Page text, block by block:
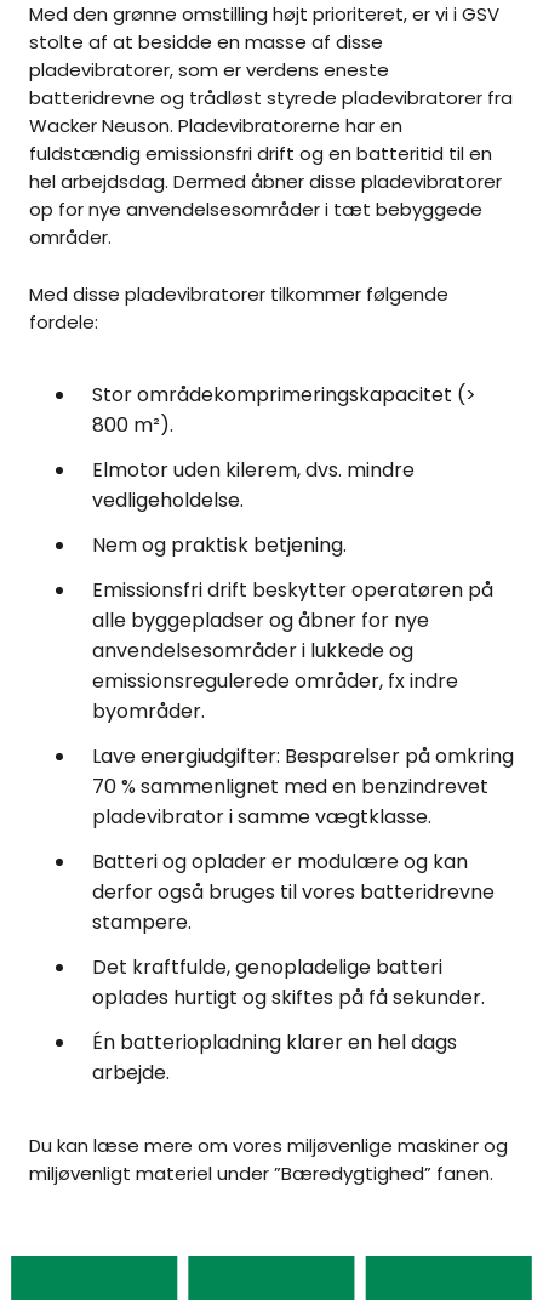
Med den grønne omstilling højt prioriteret, er vi i GSV
stolte af at besidde en masse af disse
pladevibratorer, som er verdens eneste
batteridrevne og trådløst styrede pladevibratorer fra
Wacker Neuson. Pladevibratorerne har en
fuldstændig emissionsfri drift og en batteritid til en
hel arbejdsdag. Dermed åbner disse pladevibratorer
op for nye anvendelsesområder i tæt bebyggede
områder.
Med disse pladevibratorer tilkommer følgende
fordele:
Stor områdekomprimeringskapacitet (>
800 m²).
Elmotor uden kilerem, dvs. mindre
vedligeholdelse.
Nem og praktisk betjening.
Emissionsfri drift beskytter operatøren på
alle byggepladser og åbner for nye
anvendelsesområder i lukkede og
emissionsregulerede områder, fx indre
byområder.
Lave energiudgifter: Besparelser på omkring
70 % sammenlignet med en benzindrevet
pladevibrator i samme vægtklasse.
Batteri og oplader er modulære og kan
derfor også bruges til vores batteridrevne
stampere.
Det kraftfulde, genopladelige batteri
oplades hurtigt og skiftes på få sekunder.
Én batteriopladning klarer en hel dags
arbejde.
Du kan læse mere om vores miljøvenlige maskiner og
miljøvenligt materiel under ”Bæredygtighed” fanen.